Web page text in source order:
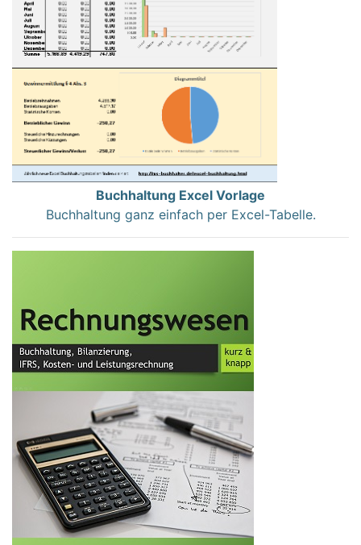
Buchhaltung Excel Vorlage
Buchhaltung ganz einfach per Excel-Tabelle.